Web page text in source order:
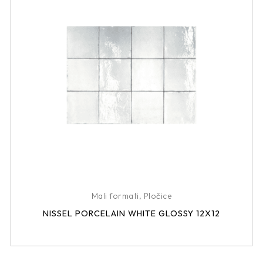
Mali formati, Pločice
NISSEL PORCELAIN WHITE GLOSSY 12X12